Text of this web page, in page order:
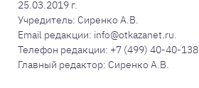
25.03.2019 г.
Учредитель: Сиренко А.В.
Email редакции: info@otkazanet.ru.
Телефон редакции: +7 (499) 40-40-138
Главный редактор: Сиренко А.В.